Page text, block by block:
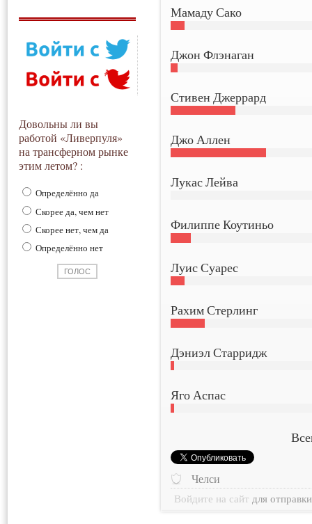
Довольны ли вы
работой «Ливерпуля»
на трансферном рынке
этим летом? :
Определённо да
Скорее да, чем нет
Скорее нет, чем да
Определённо нет
Мамаду Сако
Джон Флэнаган
Стивен Джеррард
Джо Аллен
Лукас Лейва
Филиппе Коутиньо
Луис Суарес
Рахим Стерлинг
Дэниэл Старридж
Яго Аспас
Челси
Войдите на сайт для